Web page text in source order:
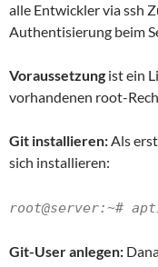
alle Entwickler via ssh
Authentisierung beim
Voraussetzung ist ein
vorhandenen root-
Git installieren:Als
sich installieren:
root@server:~#
Git-User anlegen: